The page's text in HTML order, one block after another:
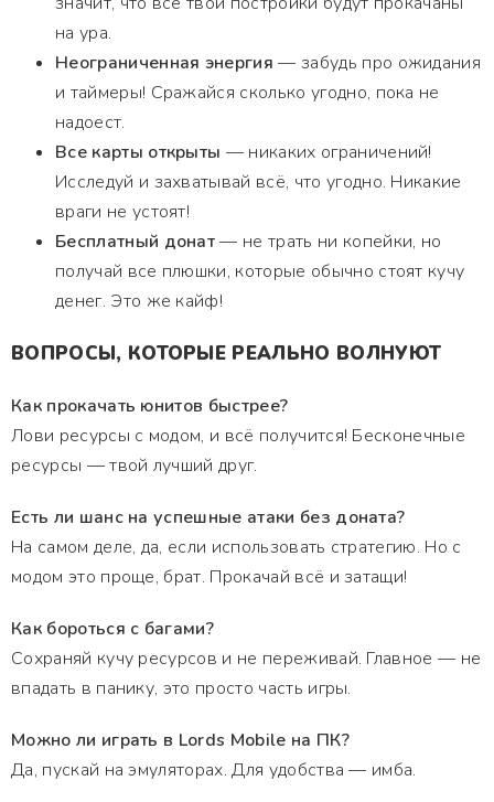
на ура.
Неограниченная энергия — забудь про ожидания
и таймеры! Сражайся сколько угодно, пока не
надоест.
Все карты открыты — никаких ограничений!
Исследуй и захватывай всё, что угодно. Никакие
враги не устоят!
Бесплатный донат— не трать ни копейки, но
получай все плюшки, которые обычно стоят кучу
денег. Это же кайф!
ВОПРОСЫ, КОТОРЫЕ РЕАЛЬНО ВОЛНУЮТ
Как прокачать юнитов быстрее?
Лови ресурсы с модом, и всё получится! Бесконечные
ресурсы — твой лучший друг.
Есть ли шанс на успешные атаки без доната?
На самом деле, да, если использовать стратегию. Но с
модом это проще, брат. Прокачай всё и затащи!
Как бороться с багами?
Сохраняй кучу ресурсов и не переживай. Главное — не
впадать в панику, это просто часть игры.
Можно ли играть в Lords Mobile на ПК?
Да, пускай на эмуляторах. Для удобства — имба.